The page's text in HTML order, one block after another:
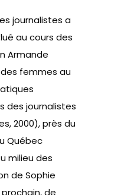
journalistes a
au cours des
Armande
femmes au
des journalistes
2000), près du
Québec
milieu des
de Sophie
de